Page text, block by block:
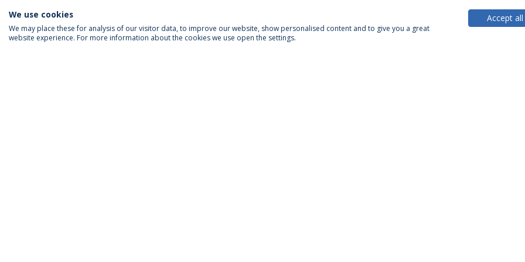
We use cookies
We may place these for analysis of our visitor data, to improve our website, show personalised content and to give you a great
website experience. For more information about the cookies we use open the settings.
Accept all